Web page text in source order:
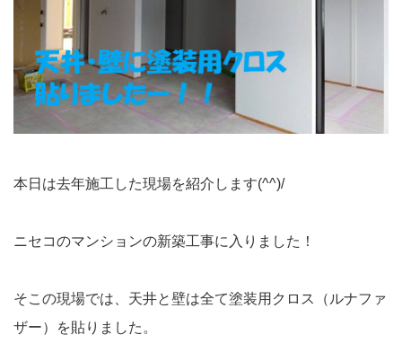
本日は去年施工した現場を紹介します(^^)/
ニセコのマンションの新築工事に入りました！
そこの現場では、天井と壁は全て塗装用クロス（ルナファ
ザー）を貼りました。